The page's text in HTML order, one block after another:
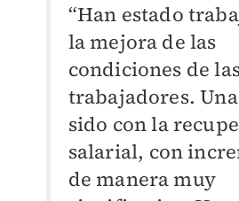
“Han estado
la mejora de las
condiciones de
trabajadores.
sido con la
salarial, con
de manera muy